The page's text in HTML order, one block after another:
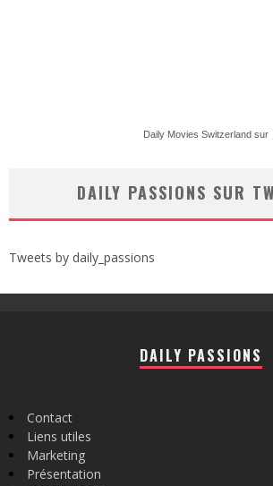
Daily Movies Switzerland sur
DAILY PASSIONS SUR
Tweets by daily_passions
DAILY PASSIONS
Contact
Liens utiles
Marketing
Présentation